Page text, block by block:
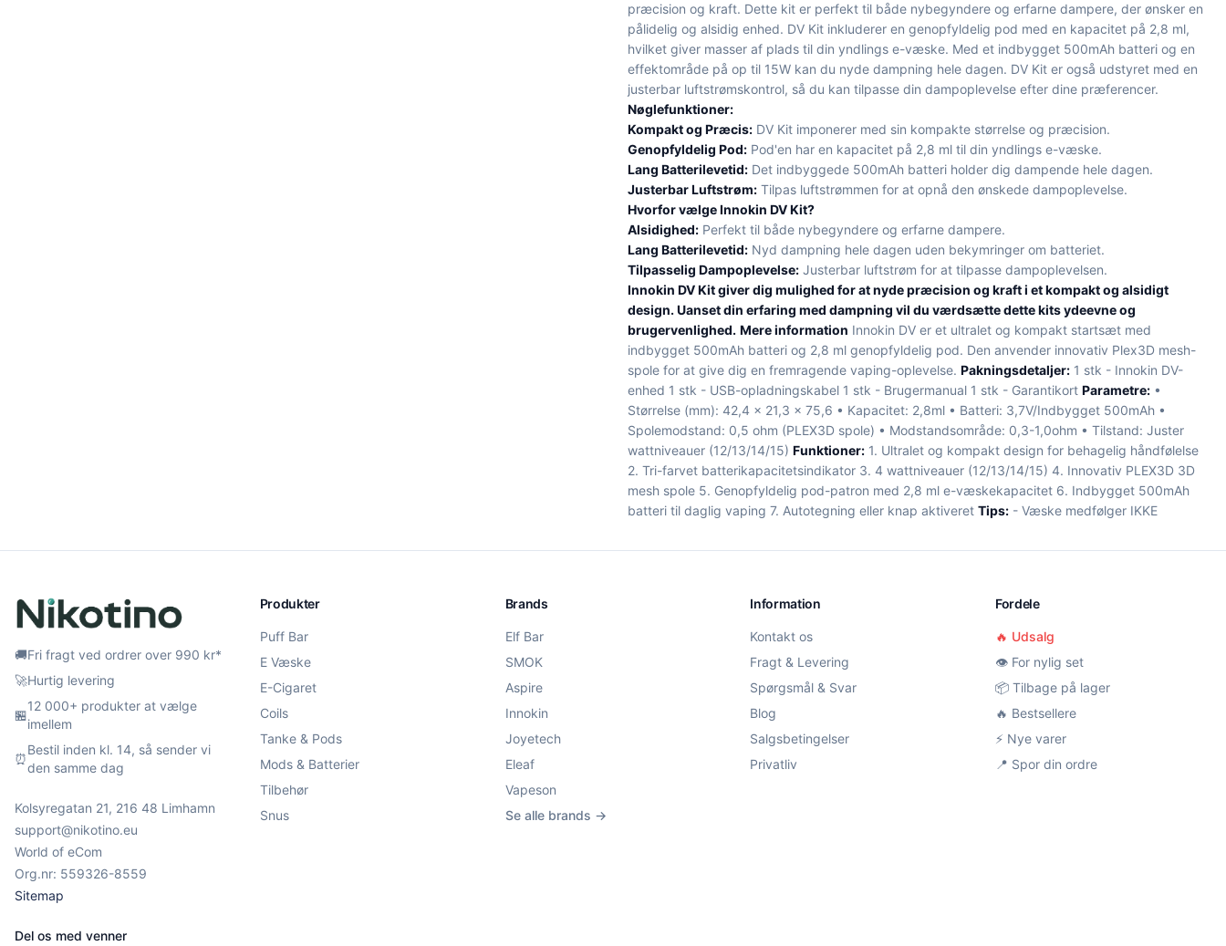
præcision og kraft. Dette kit er perfekt til både nybegyndere og erfarne dampere, der ønsker en
pålidelig og alsidig enhed. DV Kit inkluderer en genopfyldelig pod med en kapacitet på 2,8 ml,
hvilket giver masser af plads til din yndlings e-væske. Med et indbygget 500mAh batteri og en
effektområde på op til 15W kan du nyde dampning hele dagen. DV Kit er også udstyret med en
justerbar luftstrømskontrol, så du kan tilpasse din dampoplevelse efter dine præferencer.
Nøglefunktioner:
Kompakt og Præcis: DV Kit imponerer med sin kompakte størrelse og præcision.
Genopfyldelig Pod: Pod'en har en kapacitet på 2,8 ml til din yndlings e-væske.
Lang Batterilevetid: Det indbyggede 500mAh batteri holder dig dampende hele dagen.
Justerbar Luftstrøm: Tilpas luftstrømmen for at opnå den ønskede dampoplevelse.
Hvorfor vælge Innokin DV Kit?
Alsidighed: Perfekt til både nybegyndere og erfarne dampere.
Lang Batterilevetid: Nyd dampning hele dagen uden bekymringer om batteriet.
Tilpasselig Dampoplevelse: Justerbar luftstrøm for at tilpasse dampoplevelsen.
Innokin DV Kit giver dig mulighed for at nyde præcision og kraft i et kompakt og alsidigt
design. Uanset din erfaring med dampning vil du værdsætte dette kits ydeevne og
brugervenlighed. Mere information Innokin DV er et ultralet og kompakt startsæt med
indbygget 500mAh batteri og 2,8 ml genopfyldelig pod. Den anvender innovativ Plex3D mesh-
spole for at give dig en fremragende vaping-oplevelse. Pakningsdetaljer: 1 stk - Innokin DV-
enhed 1 stk - USB-opladningskabel 1 stk - Brugermanual 1 stk - Garantikort Parametre: •
Størrelse (mm): 42,4 x 21,3 x 75,6 • Kapacitet: 2,8ml • Batteri: 3,7V/Indbygget 500mAh •
Spolemodstand: 0,5 ohm (PLEX3D spole) • Modstandsområde: 0,3-1,0ohm • Tilstand: Juster
wattniveauer (12/13/14/15) Funktioner: 1. Ultralet og kompakt design for behagelig håndfølelse
2. Tri-farvet batterikapacitetsindikator 3. 4 wattniveauer (12/13/14/15) 4. Innovativ PLEX3D 3D
mesh spole 5. Genopfyldelig pod-patron med 2,8 ml e-væskekapacitet 6. Indbygget 500mAh
batteri til daglig vaping 7. Autotegning eller knap aktiveret Tips: - Væske medfølger IKKE
🚚Fri fragt ved ordrer over 990 kr*
🚀Hurtig levering
🏪
12 000+ produkter at vælge
imellem
⏰
Bestil inden kl. 14, så sender vi
den samme dag
Kolsyregatan 21, 216 48 Limhamn
support@nikotino.eu
World of eCom
Org.nr: 559326-8559
Sitemap
Del os med venner
Produkter
Puff Bar
E Væske
E-Cigaret
Coils
Tanke & Pods
Mods & Batterier
Tilbehør
Snus
Brands
Elf Bar
SMOK
Aspire
Innokin
Joyetech
Eleaf
Vapeson
Se alle brands →
Information
Kontakt os
Fragt & Levering
Spørgsmål & Svar
Blog
Salgsbetingelser
Privatliv
Fordele
🔥 Udsalg
👁️ For nylig set
📦 Tilbage på lager
🔥 Bestsellere
⚡ Nye varer
📍 Spor din ordre